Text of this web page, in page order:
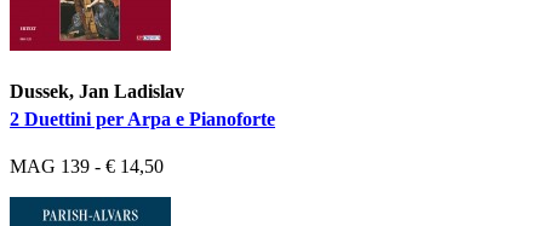
Dussek, Jan Ladislav
2 Duettini per Arpa e Pianoforte
MAG 139 - € 14,50